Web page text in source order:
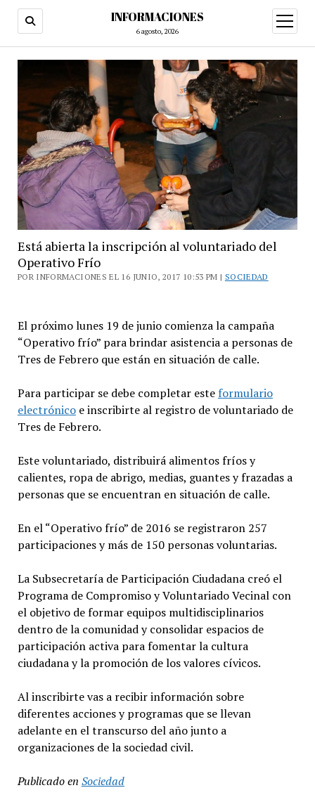
INFORMACIONES
6 agosto, 2026
abrir
menú
Está abierta la inscripción al voluntariado del
Operativo Frío
POR INFORMACIONES EL 16 JUNIO, 2017 10:53 PM | SOCIEDAD
El próximo lunes 19 de junio comienza la campaña
“Operativo frío” para brindar asistencia a personas de
Tres de Febrero que están en situación de calle.
Para participar se debe completar este formulario
electrónicoe inscribirte al registro de voluntariado de
Tres de Febrero.
Este voluntariado, distribuirá alimentos fríos y
calientes, ropa de abrigo, medias, guantes y frazadas a
personas que se encuentran en situación de calle.
En el “Operativo frío” de 2016 se registraron 257
participaciones y más de 150 personas voluntarias.
La Subsecretaría de Participación Ciudadana creó el
Programa de Compromiso y Voluntariado Vecinal con
el objetivo de formar equipos multidisciplinarios
dentro de la comunidad y consolidar espacios de
participación activa para fomentar la cultura
ciudadana y la promoción de los valores cívicos.
Al inscribirte vas a recibir información sobre
diferentes acciones y programas que se llevan
adelante en el transcurso del año junto a
organizaciones de la sociedad civil.
Publicado en Sociedad